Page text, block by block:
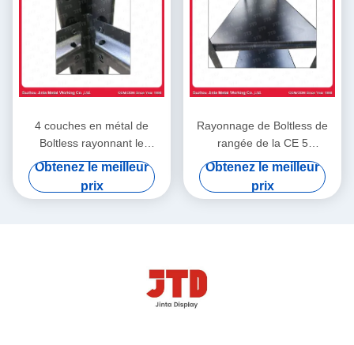
4 couches en métal de
Boltless rayonnant le
rayonnage en acier de
support de rivet de 180cm
45cm
Obtenez le meilleur
prix
Rayonnage de Boltless de
rangée de la CE 5
180x90x40cm 180kg par
Obtenez le meilleur
prix